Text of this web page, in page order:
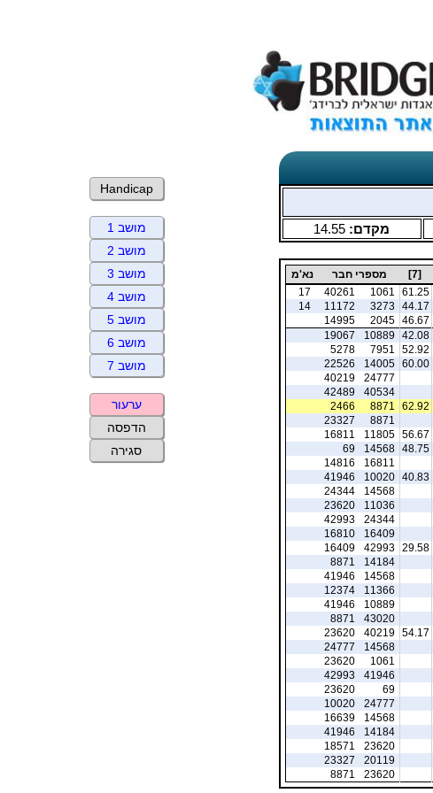
מקדם: 14.55
[7] מספרי חבר
נא'מ
61.25
1061
40261
17
44.17
3273
11172
14
46.67
2045
14995
42.08
10889
19067
52.92
7951
5278
60.00
14005
22526
24777
40219
40534
42489
62.92
8871
2466
8871
23327
56.67
11805
16811
48.75
14568
69
16811
14816
40.83
10020
41946
14568
24344
11036
23620
24344
42993
16409
16810
29.58
42993
16409
14184
8871
14568
41946
11366
12374
10889
41946
43020
8871
54.17
40219
23620
14568
24777
1061
23620
41946
42993
69
23620
24777
10020
14568
16639
14184
41946
23620
18571
20119
23327
23620
8871
Handicap
מושב 1
מושב 2
מושב 3
מושב 4
מושב 5
מושב 6
מושב 7
ערעור
הדפסה
סגירה